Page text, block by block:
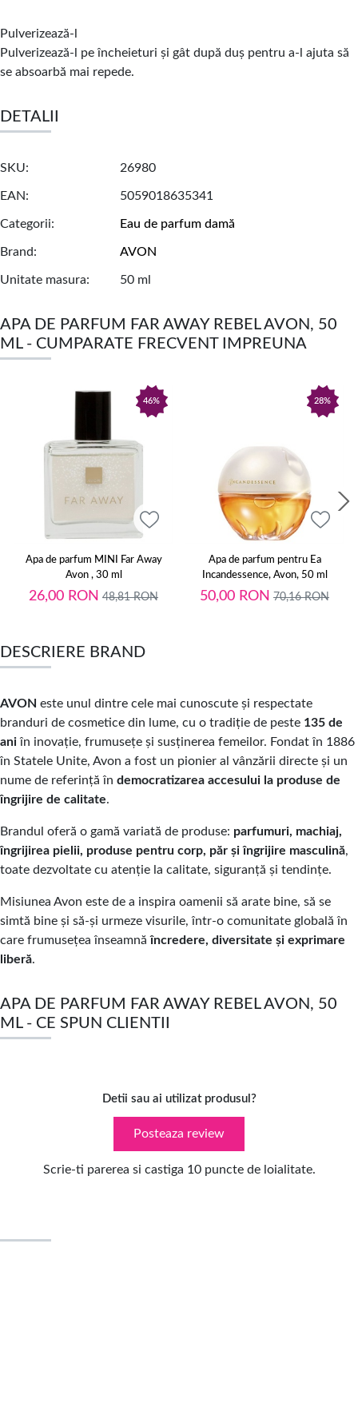
Pulverizează-l
Pulverizează-l pe încheieturi și gât după duș pentru a-l ajuta să
se absoarbă mai repede.
DETALII
SKU 26980
EAN 5059018635341
Categorii Eau de parfum damă
Brand AVON
Unitate masura 50 ml
APA DE PARFUM FAR AWAY REBEL AVON, 50
ML - CUMPARATE FRECVENT IMPREUNA
46%
Apa de parfum MINI Far Away
Avon , 30 ml
26,00 RON 48,81RON
28%
Apa de parfum pentru Ea
Incandessence, Avon, 50 ml
50,00 RON 70,16RON
DESCRIERE BRAND
AVON este unul dintre cele mai cunoscute și respectate
branduri de cosmetice din lume, cu o tradiție de peste 135 de
aniîn inovație, frumusețe și susținerea femeilor. Fondat în 1886
în Statele Unite, Avon a fost un pionier al vânzării directe și un
nume de referință în democratizarea accesului la produse de
îngrijire de calitate.
Brandul oferă o gamă variată de produse: parfumuri, machiaj,
îngrijirea pielii, produse pentru corp, păr și îngrijire masculină,
toate dezvoltate cu atenție la calitate, siguranță și tendințe.
Misiunea Avon este de a inspira oamenii să arate bine, să se
simtă bine și să-și urmeze visurile, într-o comunitate globală în
care frumusețea înseamnăîncredere, diversitate și exprimare
liberă.
APA DE PARFUM FAR AWAY REBEL AVON, 50
ML - CE SPUN CLIENTII
Detii sau ai utilizat produsul?
Posteaza review
Scrie-ti parerea si castiga 10 puncte de loialitate.